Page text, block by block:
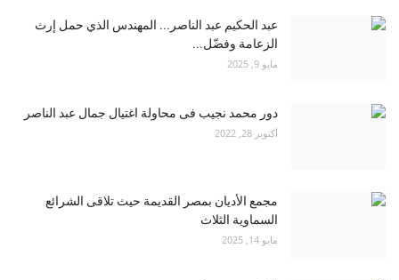
عبد الحكيم عبد الناصر... المهندس الذي حمل إرث
الزعامة وفضّل...
مايو 9, 2025
دور محمد نجيب فى محاولة اغتيال جمال عبد الناصر
أكتوبر 28, 2022
مجمع الأديان بمصر القديمة حيث تلاقى الشرائع
السماوية الثلاث
مايو 14, 2025